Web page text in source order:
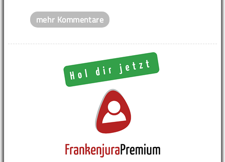
mehr Kommentare